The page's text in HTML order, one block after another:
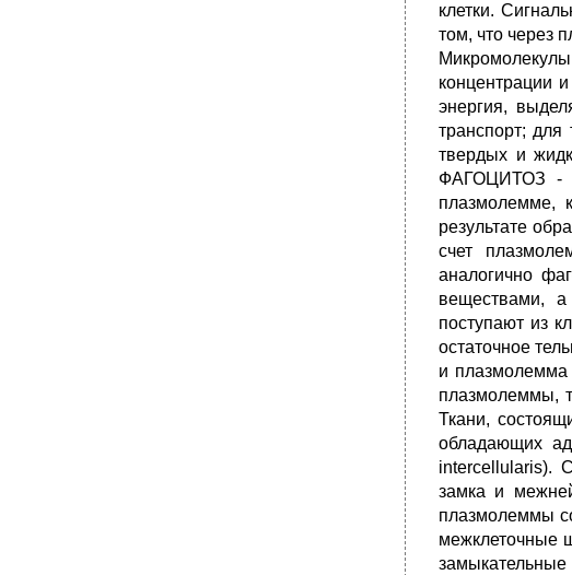
клетки.
том, что через
концентрации
энергия,
транспорт; для
твердых и
ФАГОЦИТОЗ -
плазмолемме,
результате
счет
аналогично
веществами, а
поступают из
остаточное
и плазмолемма
плазмолеммы,
Ткани,
обладающих
intercellularis).
замка и
плазмолеммы
межклеточные
замыкательные